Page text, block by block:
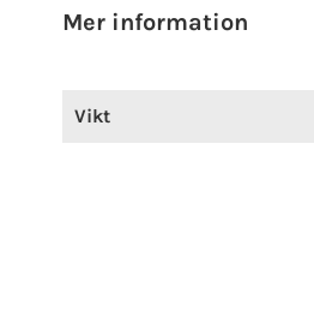
Mer information
information
Vikt